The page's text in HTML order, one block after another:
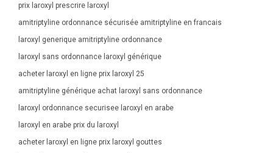
prix laroxyl prescrire laroxyl
amitriptyline ordonnance sécurisée amitriptyline en francais
laroxyl generique amitriptyline ordonnance
laroxyl sans ordonnance laroxyl générique
acheter laroxyl en ligne prix laroxyl 25
amitriptyline générique achat laroxyl sans ordonnance
laroxyl ordonnance securisee laroxyl en arabe
laroxyl en arabe prix du laroxyl
acheter laroxyl en ligne prix laroxyl gouttes